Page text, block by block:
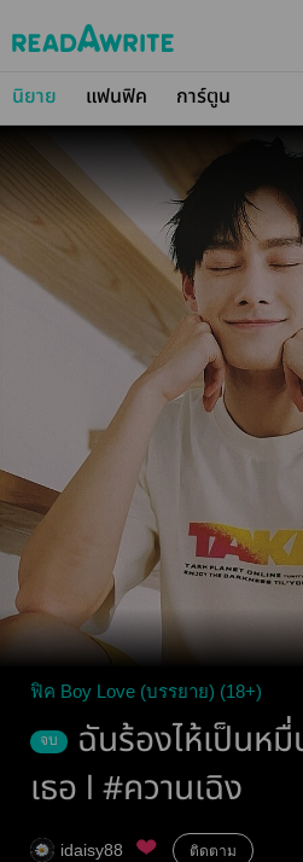
นิยาย แฟนฟิค การ์ตูน
ฟิค Boy Love (บรรยาย) (18+)
จบ
ฉันร้องไห้เป็นห
เธอ​ l​ #ควานเฉิง
idaisy88 ติดตาม